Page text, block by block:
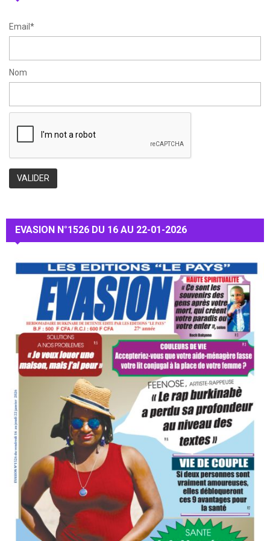
Email*
Nom
EVASION N°1526 DU 16 AU 22-01-2026